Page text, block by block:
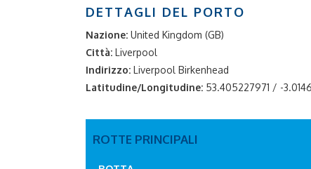
DETTAGLI DEL PORTO
Nazione: United Kingdom (GB)
Città: Liverpool
Indirizzo: Liverpool Birkenhead
Latitudine/Longitudine: 53.405227971 / -
ROTTE PRINCIPALI